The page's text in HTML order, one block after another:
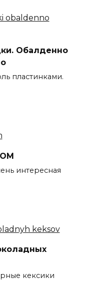
Обалденно
пластинками.
интересная
кексики